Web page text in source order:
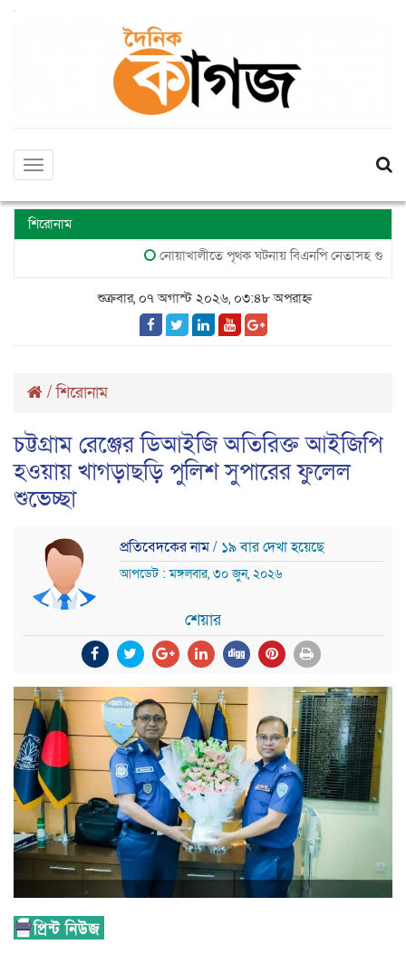
Toggle
শিরোনাম
নোয়াখালীতে পৃথক ঘটনায় বিএনপি নেতাসহ গুলিবিদ্ধ ২,
শুক্রবার, ০৭ অগাস্ট ২০২৬, ০৩:৪৮ অপরাহ্ন
/শিরোনাম
চট্টগ্রাম রেঞ্জের ডিআইজি অতিরিক্ত আইজিপি
হওয়ায় খাগড়াছড়ি পুলিশ সুপারের ফুলেল
শুভেচ্ছা
প্রতিবেদকের নাম/ ১৯ বার দেখা হয়েছে
আপডেট : মঙ্গলবার, ৩০ জুন, ২০২৬
শেয়ার